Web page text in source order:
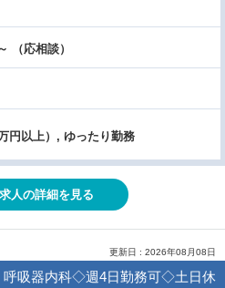
（応相談）
円以上）, ゆったり勤務
人の詳細を見る
更新日 : 2026年08月08日
呼吸器内科◇週4日勤務可◇土日休